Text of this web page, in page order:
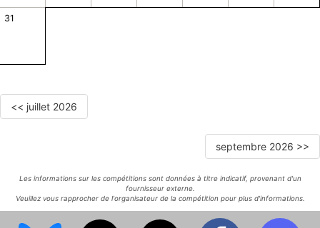
31
<< juillet 2026
septembre 2026 >>
Les informations sur les compétitions sont données à titre indicatif, provenant d'un
fournisseur externe.
Veuillez vous rapprocher de l'organisateur de la compétition pour plus d'informations.